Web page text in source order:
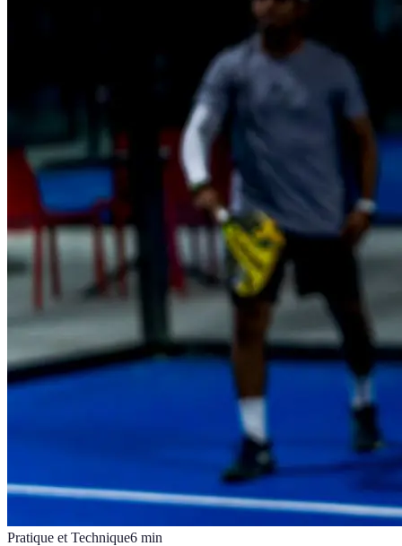
Pratique et Technique6 min